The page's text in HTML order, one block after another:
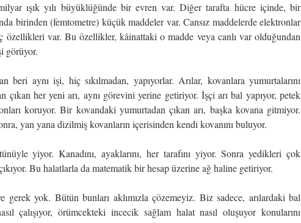
ışık yılı büyüklüğünde bir evren var. Diğer tarafta hücre içinde, bir
birinden (femtometre) küçük maddeler var. Cansız maddelerde elektronlar
var. Bu özellikler, kâinattaki o madde veya canlı var olduğundan
görüyor.
beri aynı işi, hiç sıkılmadan, yapıyorlar. Arılar, kovanlara yumurtalarını
çıkan her yeni arı, aynı görevini yerine getiriyor. İşçi arı bal yapıyor, petek
koruyor. Bir kovandaki yumurtadan çıkan arı, başka kovana gitmiyor.
yan yana dizilmiş kovanların içerisinden kendi kovanını buluyor.
yiyor. Kanadını, ayaklarını, her tarafını yiyor. Sonra yedikleri çok
Bu halatlarla da matematik bir hesap üzerine ağ haline getiriyor.
gerek yok. Bütün bunları aklımızla çözemeyiz. Biz sadece, arılardaki bal
çalışıyor, örümcekteki incecik sağlam halat nasıl oluşuyor konularını